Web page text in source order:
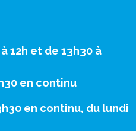
12h et de 13h30 à
en continu
en continu, du lundi